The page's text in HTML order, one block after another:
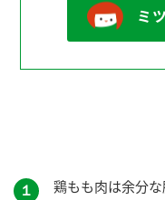
ミ
１
鶏もも肉は余分